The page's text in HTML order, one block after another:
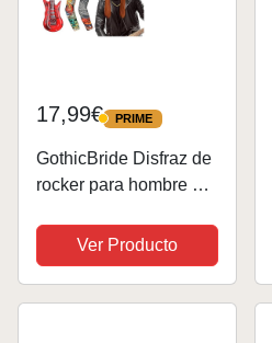
17,99€ PRIME
PRIME
GothicBride Disfraz de
rocker para hombre de
hop, kit de disfraz de
punker, discoteca,
rockero, accesorio para
Ver Producto